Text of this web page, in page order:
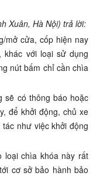
Xuân, Hà Nội) trả lời:
mở cửa, cốp hiện nay
khác với loại sử dụng
nút bấm chỉ cần chìa
sẽ có thông báo hoặc
để khởi động, chủ xe
như việc khởi động
loại chìa khóa này rất
cơ sở bảo hành bảo